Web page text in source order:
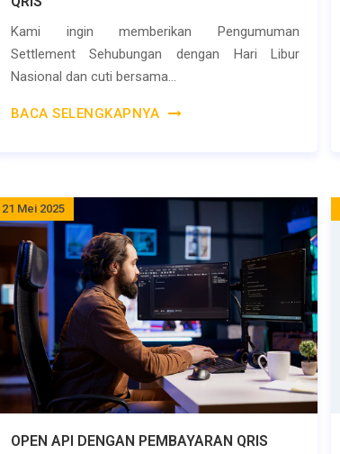
Kami ingin memberikan Pengumuman
Settlement Sehubungan dengan Hari Libur
Nasional dan cuti bersama...
BACA SELENGKAPNYA
21 Mei 2025
OPEN API DENGAN PEMBAYARAN QRIS